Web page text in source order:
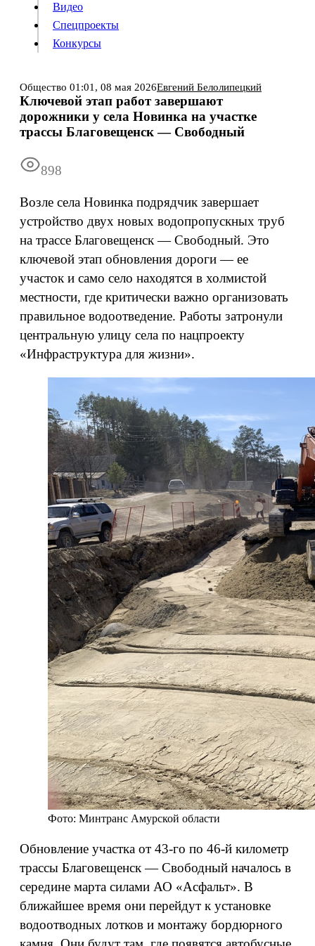
Конкурсы
Информация Подписка Все новости Архив
Видео
Спецпроекты
Конкурсы
Общество 01:01, 08 мая 2026Евгений Белолипецкий
Ключевой этап работ завершают
дорожники у села Новинка на участке
трассы Благовещенск — Свободный
898
Возле села Новинка подрядчик завершает
устройство двух новых водопропускных труб
на трассе Благовещенск — Свободный. Это
ключевой этап обновления дороги — ее
участок и само село находятся в холмистой
местности, где критически важно организовать
правильное водоотведение. Работы затронули
центральную улицу села по нацпроекту
«Инфраструктура для жизни».
Фото: Минтранс Амурской области
Обновление участка от 43-го по 46-й километр
трассы Благовещенск — Свободный началось в
середине марта силами АО «Асфальт». В
ближайшее время они перейдут к установке
водоотводных лотков и монтажу бордюрного